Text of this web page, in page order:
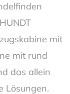
mit
mit rund
das allein
Lösungen.